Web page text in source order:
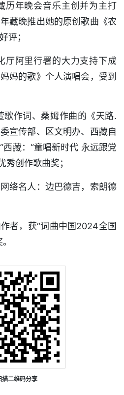
历年晚会音乐主创并为主打
藏晚推出她的原创歌曲《农
评；
厅阿里行署的大力支持下成
妈的歌》个人演唱会，受到
歌作词、桑姆作曲的《天路.
宣传部、区文明办、西藏自
西藏：“童唱新时代 永远跟党
秀创作歌曲奖；
络名人：边巴德吉，索朗德
者，获“词曲中国2024全国
描二维码分享